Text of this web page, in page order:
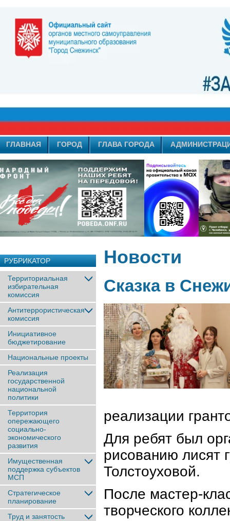
ГЛАВНАЯ ГОРОД ГЛАВА ГОРОДА
РУБРИКАТОР
Территориальная
избирательная
комиссия
Антитеррористическая
комиссия
Инициативное
бюджетирование
Национальные проекты
Реализация
государственной
национальной
политики
Территория
опережающего
социально-
экономического
развития
Имущественная
поддержка субъектов
МСП
Стратегическое
планирование
Труд и занятость
Новости
Сказка в
реализации
Для ребят был
рисованию лисят
Толстоуховой.
После мастер-
творческого